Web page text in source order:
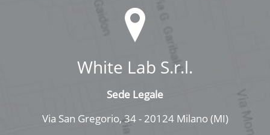
White Lab S.r.l.
Sede Legale
Via San Gregorio, 34 - 20124 Milano (MI)